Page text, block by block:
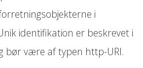
i
identifikation er beskrevet i
bør være af typen http-URI.